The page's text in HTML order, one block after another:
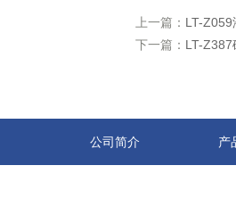
上一篇： LT-
下一篇： LT-
公司简介 产